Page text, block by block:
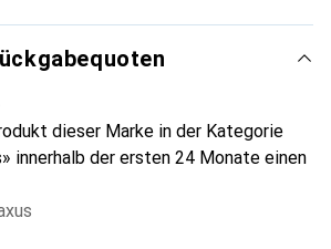
dieser Marke in der Kategorie
innerhalb der ersten 24 Monate einen